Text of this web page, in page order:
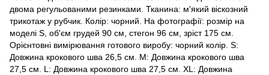
двома регульованими резинками. Тканина: м'який віскозний
трикотаж у рубчик. Колір: чорний. На фотографії: розмір на
моделі S, об'єм грудей 90 см, стегон 96 см, зріст 175 см.
Орієнтовні вимірювання готового виробу: чорний колір. S:
Довжина крокового шва 26,5 см. M: Довжина крокового шва
27,5 см. L: Довжина крокового шва 27,5 см. XL: Довжина